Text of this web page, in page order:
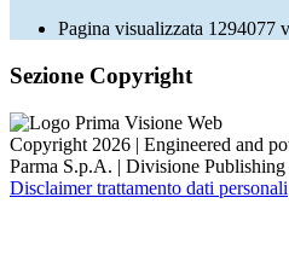
Pagina visualizzata 1294077
Sezione Copyright
Copyright 2026 | Engineered and
Parma S.p.A. | Divisione
Disclaimer trattamento dati personali